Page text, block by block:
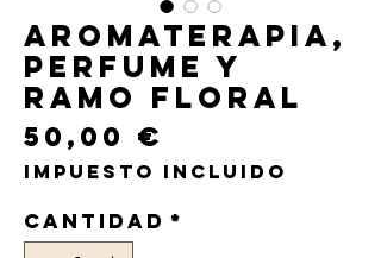
Aromaterapia,
perfume y
ramo floral
50,00 €
Impuesto incluido
Cantidad *